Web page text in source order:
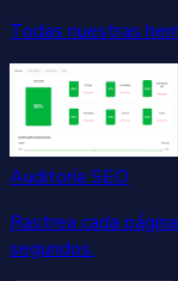
Todas nuestras
Auditoría SEO
Rastrea cada
segundos.